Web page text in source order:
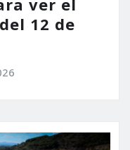
ver el
12 de